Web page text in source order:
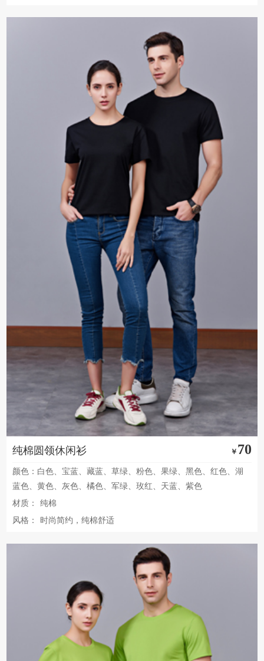
纯棉圆领休闲衫 ￥ 70
颜色：白色、宝蓝、藏蓝、草绿、粉色、果绿、黑色、红色、湖
蓝色、黄色、灰色、橘色、军绿、玫红、天蓝、紫色
材质：
纯棉
风格：
时尚简约，纯棉舒适